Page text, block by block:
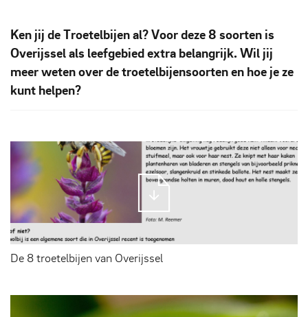
Ken jij de Troetelbijen al? Voor deze 8 soorten is
Overijssel als leefgebied extra belangrijk. Wil jij
meer weten over de troetelbijensoorten en hoe je ze
kunt helpen?
De 8 troetelbijen van Overijssel